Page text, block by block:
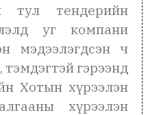
тул тендерийн
уг компани
мэдээлэгдсэн ч
гэрээнд
Хотын хүрээлэн
хүрээлэн